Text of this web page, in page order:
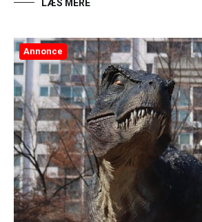
LÆS MERE
Annonce